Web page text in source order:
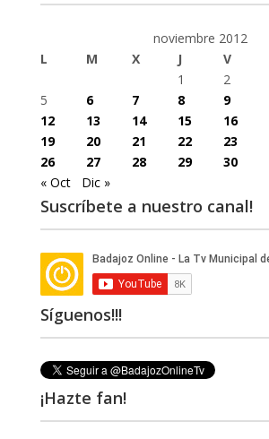
noviembre 2012
L
M X J V
1
2
5
6 7 8 9
12
13 14 15 16
19
20 21 22 23
26
27 28 29
30
« Oct
Dic »
Suscríbete a nuestro canal!
Síguenos!!!
¡Hazte fan!